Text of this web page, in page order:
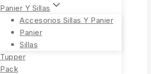
Panier Y Sillas
Accesorios Sillas Y Panier
Panier
Sillas
Tupper
Pack